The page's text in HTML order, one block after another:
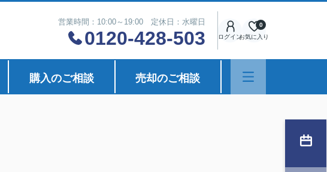
営業時間：10:00～19:00 定休日：水曜日
0120-428-503 ログインお気に入り
0
購入のご相談 売却のご相談